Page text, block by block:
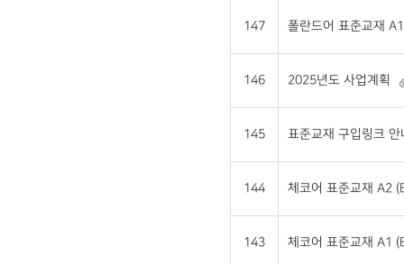
147 폴란드어 표준교재
146 2025년도 사업계획
145 표준교재 구입링크 안
144 체코어 표준교재 A2
143 체코어 표준교재 A1